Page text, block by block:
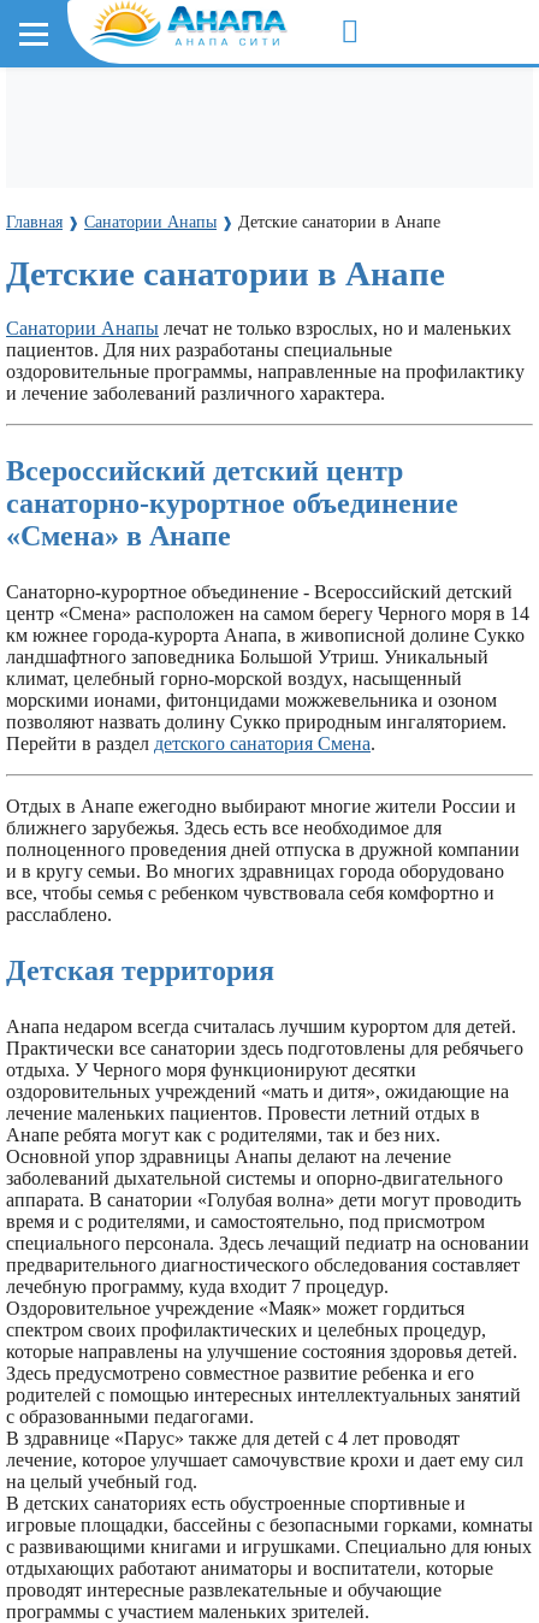
Главная ❱ Санатории Анапы ❱ Детские санатории в Анапе
Детские санатории в Анапе
Санатории Анапы лечат не только взрослых, но и маленьких
пациентов. Для них разработаны специальные
оздоровительные программы, направленные на профилактику
и лечение заболеваний различного характера.
Всероссийский детский центр
санаторно-курортное объединение
«Смена» в Анапе
Санаторно-курортное объединение - Всероссийский детский
центр «Смена» расположен на самом берегу Черного моря в 14
км южнее города-курорта Анапа, в живописной долине Сукко
ландшафтного заповедника Большой Утриш. Уникальный
климат, целебный горно-морской воздух, насыщенный
морскими ионами, фитонцидами можжевельника и озоном
позволяют назвать долину Сукко природным ингаляторием.
Перейти в раздел детского санатория Смена.
Отдых в Анапе ежегодно выбирают многие жители России и
ближнего зарубежья. Здесь есть все необходимое для
полноценного проведения дней отпуска в дружной компании
и в кругу семьи. Во многих здравницах города оборудовано
все, чтобы семья с ребенком чувствовала себя комфортно и
расслаблено.
Детская территория
Анапа недаром всегда считалась лучшим курортом для детей.
Практически все санатории здесь подготовлены для ребячьего
отдыха. У Черного моря функционируют десятки
оздоровительных учреждений «мать и дитя», ожидающие на
лечение маленьких пациентов. Провести летний отдых в
Анапе ребята могут как с родителями, так и без них.
Основной упор здравницы Анапы делают на лечение
заболеваний дыхательной системы и опорно-двигательного
аппарата. В санатории «Голубая волна» дети могут проводить
время и с родителями, и самостоятельно, под присмотром
специального персонала. Здесь лечащий педиатр на основании
предварительного диагностического обследования составляет
лечебную программу, куда входит 7 процедур.
Оздоровительное учреждение «Маяк» может гордиться
спектром своих профилактических и целебных процедур,
которые направлены на улучшение состояния здоровья детей.
Здесь предусмотрено совместное развитие ребенка и его
родителей с помощью интересных интеллектуальных занятий
с образованными педагогами.
В здравнице «Парус» также для детей с 4 лет проводят
лечение, которое улучшает самочувствие крохи и дает ему сил
на целый учебный год.
В детских санаториях есть обустроенные спортивные и
игровые площадки, бассейны с безопасными горками, комнаты
с развивающими книгами и игрушками. Специально для юных
отдыхающих работают аниматоры и воспитатели, которые
проводят интересные развлекательные и обучающие
программы с участием маленьких зрителей.